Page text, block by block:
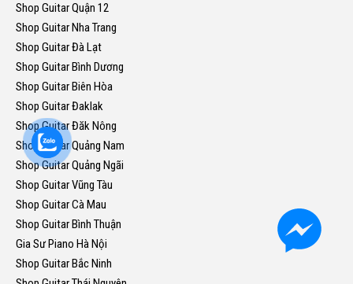
Shop Guitar Quận 12
Shop Guitar Nha Trang
Shop Guitar Đà Lạt
Shop Guitar Bình Dương
Shop Guitar Biên Hòa
Shop Guitar Đaklak
Shop Guitar Đăk Nông
Shop Guitar Quảng Nam
Shop Guitar Quảng Ngãi
Shop Guitar Vũng Tàu
Shop Guitar Cà Mau
Shop Guitar Bình Thuận
Gia Sư Piano Hà Nội
Shop Guitar Bắc Ninh